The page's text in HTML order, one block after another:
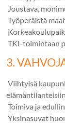
Joustava,
️️Työperäistä
️️TKI-toimintaan
3.
Viihtyisä
elämäntilanteisiin
️️Toimiva ja
️️Yksinasuvat